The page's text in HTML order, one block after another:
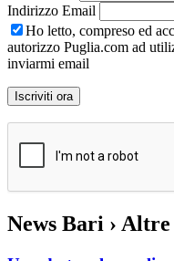
Indirizzo Email
Ho letto, compreso ed
autorizzo Puglia.com ad
inviarmi email
News Bari ›